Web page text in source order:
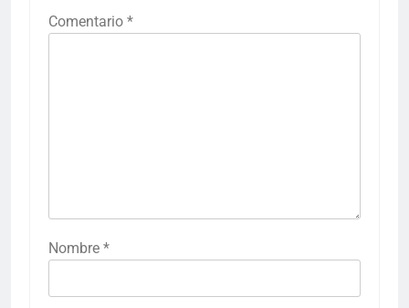
Comentario *
Nombre *